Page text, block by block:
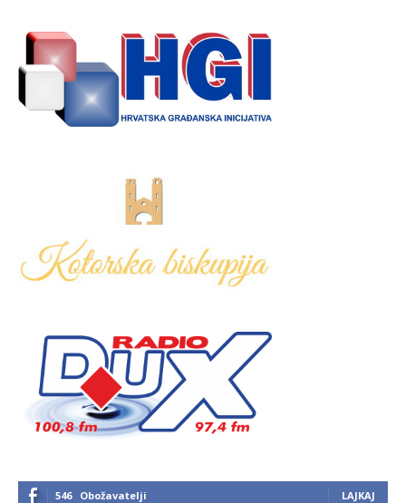
546 Obožavatelji LAJKAJ